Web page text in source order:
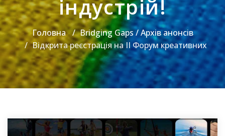
індустрій!
Головна
Bridging Gaps / Архів анонсів
Відкрита реєстрація на ІІ Форум креативних